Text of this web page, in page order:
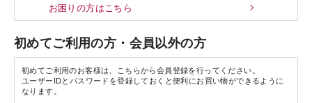
お困りの方はこちら
初めてご利用の方・会員以外の方
初めてご利用のお客様は、こちらから会員登録を行ってください。
ユーザーIDとパスワードを登録しておくと便利にお買い物ができるように
なります。